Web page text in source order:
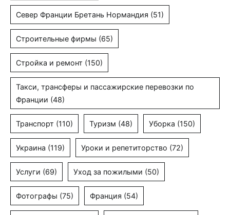
Север Франции Бретань Нормандия (51)
Строительные фирмы (65)
Стройка и ремонт (150)
Такси, трансферы и пассажирские перевозки по
Франции (48)
Транспорт (110) Туризм (48) Уборка (150)
Украина (119) Уроки и репетиторство (72)
Услуги (69) Уход за пожилыми (50)
Фотографы (75) Франция (54)